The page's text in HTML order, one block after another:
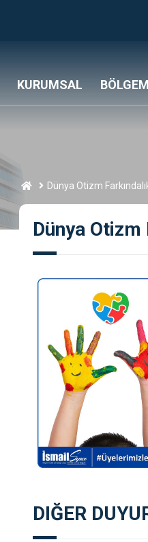
KURUMSAL
Dünya Otizm
Dünya Otizm
DIĞER